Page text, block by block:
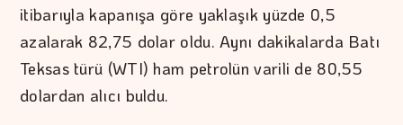
itibarıyla kapanışa göre yaklaşık yüzde 0,5
azalarak 82,75 dolar oldu. Aynı dakikalarda Batı
Teksas türü (WTI) ham petrolün varili de 80,55
dolardan alıcı buldu.